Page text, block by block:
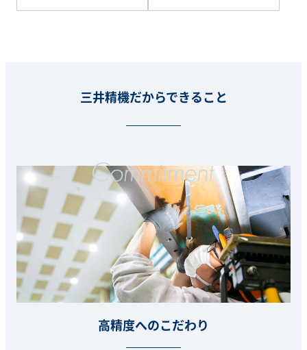
三井精機だからできること
高精度へのこだわり